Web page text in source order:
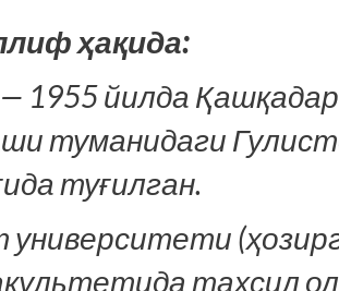
ҳақида:
1955 йилда
туманидаги
туғилган.
таҳсил